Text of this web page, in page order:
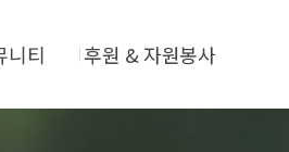
니티 후원 & 자원봉사